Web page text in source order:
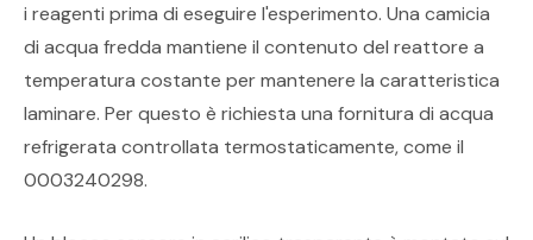
i reagenti prima di eseguire l'esperimento. Una camicia
di acqua fredda mantiene il contenuto del reattore a
temperatura costante per mantenere la caratteristica
laminare. Per questo è richiesta una fornitura di acqua
refrigerata controllata termostaticamente, come il
0003240298.